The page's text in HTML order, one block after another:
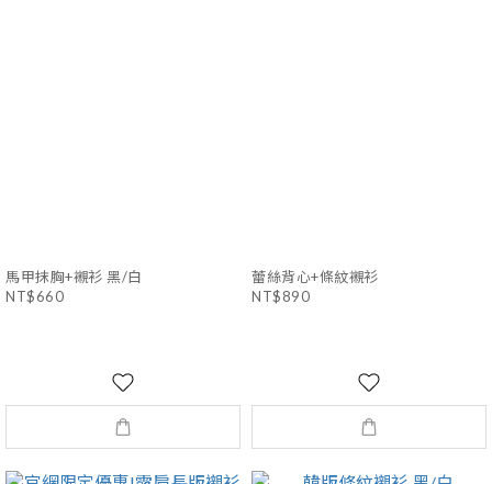
馬甲抹胸+襯衫 黑/白
NT$660
蕾絲背心+條紋襯衫
NT$890